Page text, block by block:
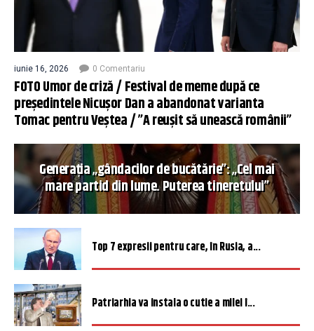
iunie 16, 2026 0 Comentariu
FOTO Umor de criză / Festival de meme după ce
președintele Nicușor Dan a abandonat varianta
Tomac pentru Veștea / ”A reușit să unească românii”
Generația „gândacilor de bucătărie”: „Cel mai
mare partid din lume. Puterea tineretului”
Top 7 expresii pentru care, în Rusia, a...
Patriarhia va instala o cutie a milei î...